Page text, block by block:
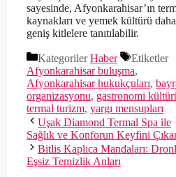
sayesinde, Afyonkarahisar’ın
kaynakları ve yemek kültürü daha
geniş kitlelere tanıtılabilir.
KategorilerHaber
Etiketler
Afyonkarahisar buluşma,
Afyonkarahisar hukukçuları,
organizasyonu, gastronomi
termal turizm, yargı mensupları
Uşak Diamond Termal Spa ile
Sağlık ve Konforun Keyfini
Bitlis Kaplıca Mandaları:
Eşsiz Temizlik Anları